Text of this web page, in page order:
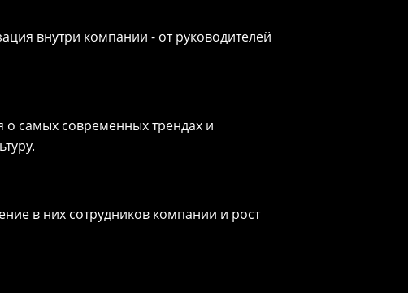
внутри компании - от руководителей
самых современных трендах и
в них сотрудников компании и рост